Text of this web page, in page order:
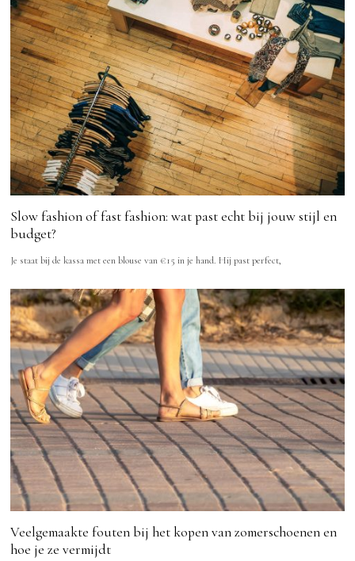
Slow fashion of fast fashion: wat past echt bij jouw stijl en
budget?
Je staat bij de kassa met een blouse van €15 in je hand. Hij past perfect,
Veelgemaakte fouten bij het kopen van zomerschoenen en
hoe je ze vermijdt